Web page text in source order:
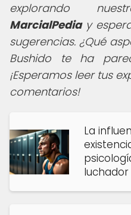
explorando
MarcialPediay
sugerencias. ¿Qué
Bushido te ha
¡Esperamos leer tus
comentarios!
La
luchador